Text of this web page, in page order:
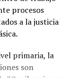
procesos
a la justicia
primaria, la
son